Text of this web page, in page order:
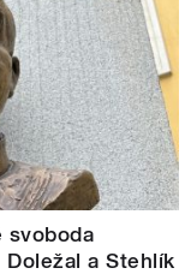
svoboda
a Stehlík